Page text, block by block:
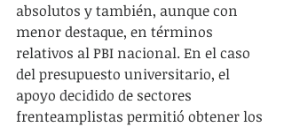
absolutos y también, aunque con
menor destaque, en términos
relativos al PBI nacional. En el caso
del presupuesto universitario, el
apoyo decidido de sectores
frenteamplistas permitió obtener los